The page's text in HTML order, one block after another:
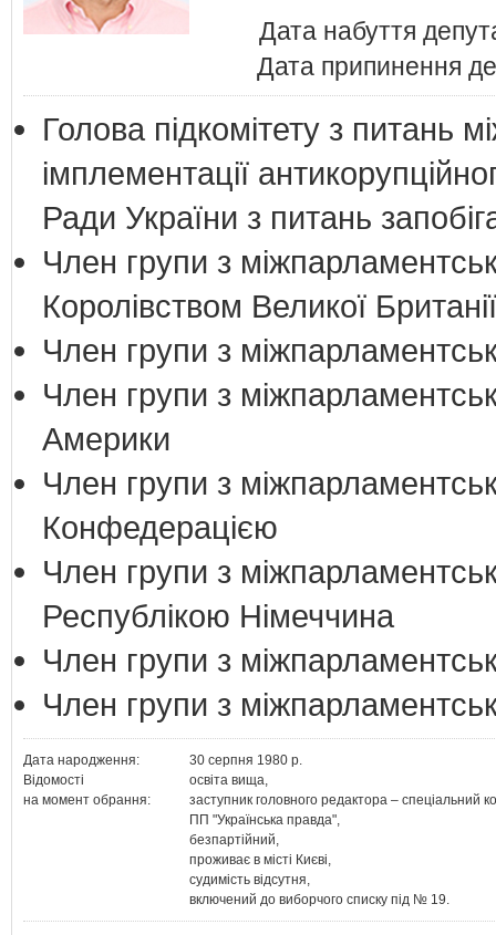
Дата набуття
Дата припинення
Голова підкомітету з питань
імплементації
Ради України з питань
Член групи з
Королівством Великої Британії
Член групи з
Член групи з
Америки
Член групи з
Конфедерацією
Член групи з
Республікою Німеччина
Член групи з
Член групи з
Дата народження:
30 серпня 1980 р.
Відомості
на момент обрання:
освіта вища,
заступник головного редактора – спеціальний
ПП "Українська правда",
безпартійний,
проживає в місті Києві,
судимість відсутня,
включений до виборчого списку під № 19.